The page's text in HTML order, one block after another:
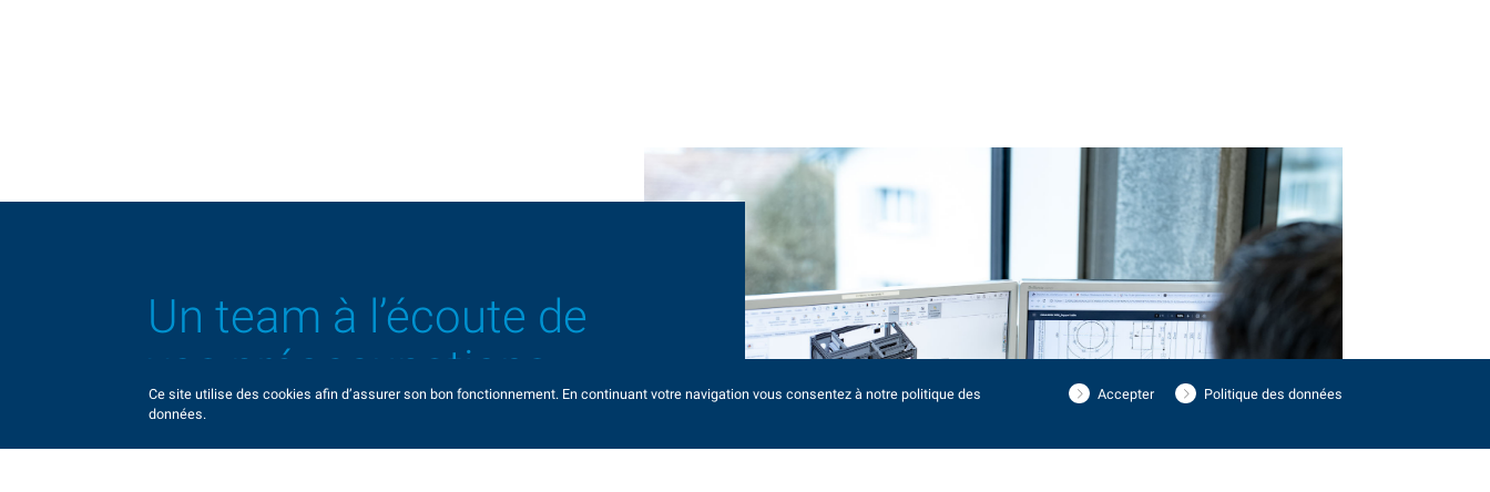
Un team à l’écoute de
vos préoccupations
Ce site utilise des cookies afin d’assurer son bon fonctionnement. En continuant votre navigation vous consentez à notre politique des
données.
Accepter Politique des données